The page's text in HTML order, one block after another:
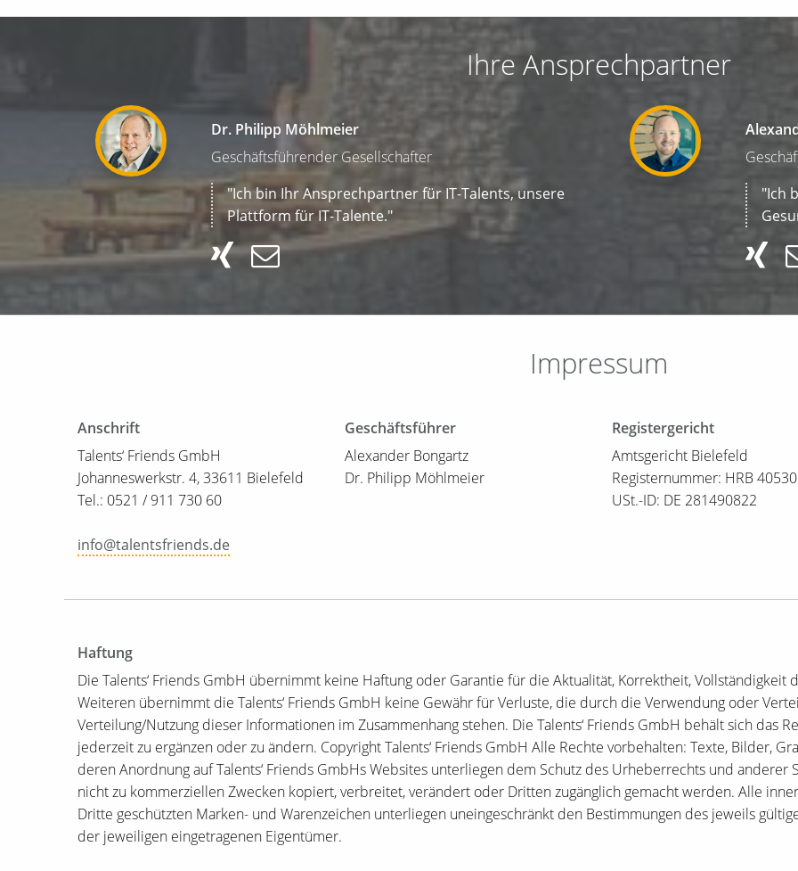
Ihre Ansprechpartner
Dr. Philipp Möhlmeier
Geschäftsführender Gesellschafter
"Ich bin Ihr Ansprechpartner für IT-Talents, unsere
Plattform für IT-Talente."
"Ich
Impressum
Anschrift
Talents‘ Friends GmbH
Johanneswerkstr. 4, 33611 Bielefeld
Tel.: 0521 / 911 730 60
info@talentsfriends.de
Geschäftsführer
Alexander Bongartz
Dr. Philipp Möhlmeier
Registergericht
Amtsgericht Bielefeld
Registernummer: HRB 40530
USt.-ID: DE 281490822
Haftung
Die Talents‘ Friends GmbH übernimmt keine Haftung oder Garantie für die Aktualität, Korrektheit, Vollständigkeit
Weiteren übernimmt die Talents‘ Friends GmbH keine Gewähr für Verluste, die durch die Verwendung oder
Verteilung/Nutzung dieser Informationen im Zusammenhang stehen. Die Talents‘ Friends GmbH behält sich das
jederzeit zu ergänzen oder zu ändern. Copyright Talents‘ Friends GmbH Alle Rechte vorbehalten: Texte, Bilder,
deren Anordnung auf Talents‘ Friends GmbHs Websites unterliegen dem Schutz des Urheberrechts und anderer
nicht zu kommerziellen Zwecken kopiert, verbreitet, verändert oder Dritten zugänglich gemacht werden. Alle
Dritte geschützten Marken- und Warenzeichen unterliegen uneingeschränkt den Bestimmungen des jeweils
der jeweiligen eingetragenen Eigentümer.